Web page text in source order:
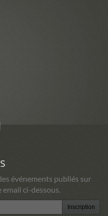
événements publiés sur
ci-dessous.
Inscription